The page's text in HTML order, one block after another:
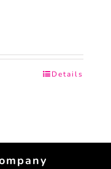
Details